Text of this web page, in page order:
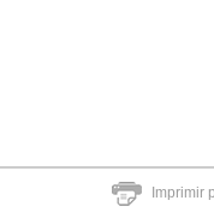
Imprimir